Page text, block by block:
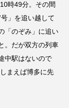
時49分。その間
」を追い越して
「のぞみ」に追い
。だが双方の列車
中駅はないので
まえば博多に先